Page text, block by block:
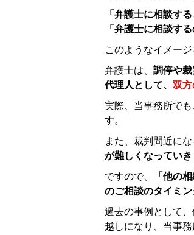
「弁護士に相談す
「弁護士に相談す
このようなイメー
弁護士は、 調停や
代理人として、 双
実際、当事務所で
す。
また、裁判間近に
が難しくなっていき
ですので、
「他の
のご相談のタイミン
過去の事例として
越しになり、当事